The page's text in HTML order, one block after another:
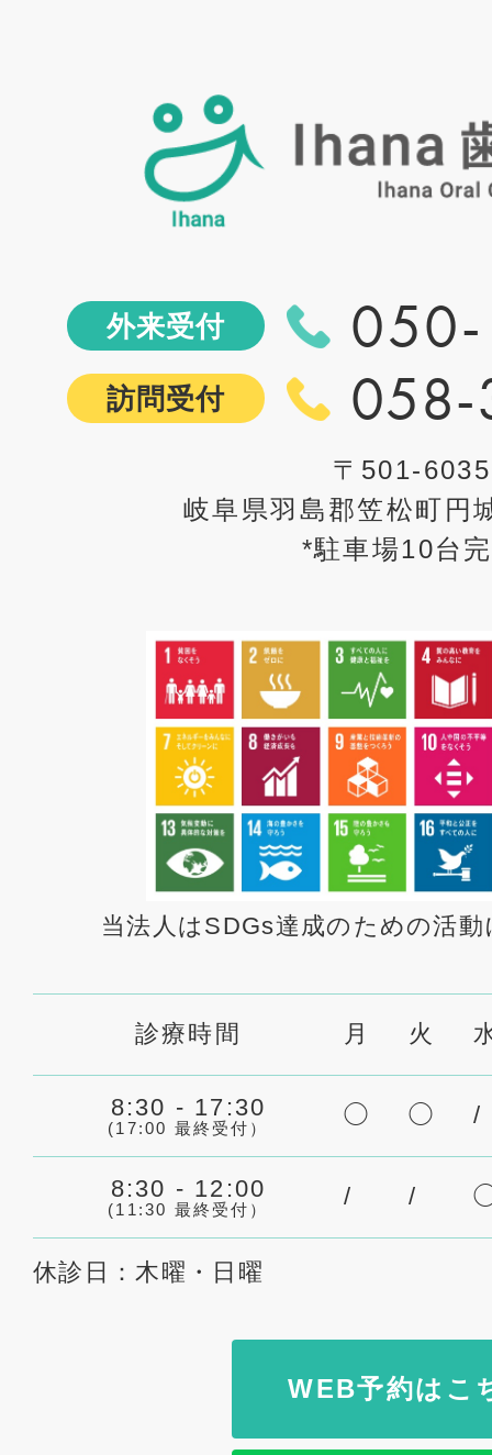
外来受付
訪問受付 058-
〒501-6035
岐阜県羽島郡笠松町円
*駐車場10台
当法人はSDGs達成のための活
診療時間 月 火
8:30 - 17:30
(17:00 最終受付） ◯ ◯ /
8:30 - 12:00
(11:30 最終受付） / /
休診日：木曜・日曜
WEB予約はこ